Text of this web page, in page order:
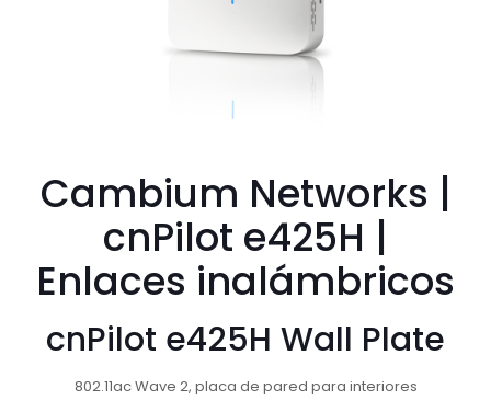
Cambium Networks |
cnPilot e425H |
Enlaces inalámbricos
cnPilot e425H Wall Plate
802.11ac Wave 2, placa de pared para interiores